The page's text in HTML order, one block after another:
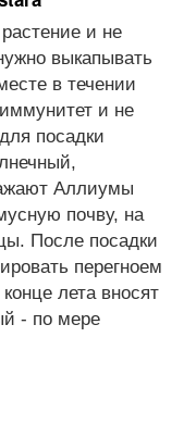
и не
выкапывать
в течении
и не
посадки
Аллиумы
почву, на
После посадки
перегноем
лета вносят
- по мере